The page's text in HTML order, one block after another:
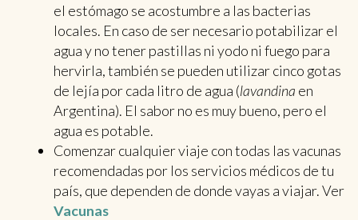
el estómago se acostumbre a las bacterias
locales. En caso de ser necesario potabilizar el
agua y no tener pastillas ni yodo ni fuego para
hervirla, también se pueden utilizar cinco gotas
de lejía por cada litro de agua (lavandina en
Argentina). El sabor no es muy bueno, pero el
agua es potable.
Comenzar cualquier viaje con todas las vacunas
recomendadas por los servicios médicos de tu
país, que dependen de donde vayas a viajar. Ver
Vacunas